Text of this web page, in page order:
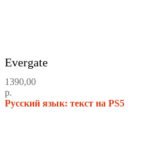
Evergate
1390,00
р.
Русский язык: текст на PS5